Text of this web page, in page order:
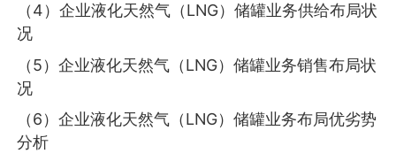
（4）企业液化天然气（LNG）储罐业务供给布局状
况
（5）企业液化天然气（LNG）储罐业务销售布局状
况
（6）企业液化天然气（LNG）储罐业务布局优劣势
分析